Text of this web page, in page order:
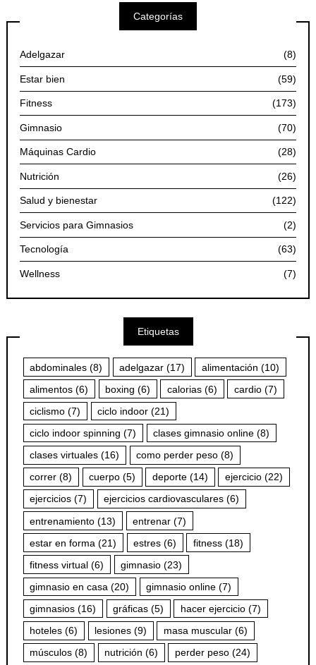
Categorías
Adelgazar (8)
Estar bien (59)
Fitness (173)
Gimnasio (70)
Máquinas Cardio (28)
Nutrición (26)
Salud y bienestar (122)
Servicios para Gimnasios (2)
Tecnología (63)
Wellness (7)
Etiquetas
abdominales (8) adelgazar (17) alimentación (10)
alimentos (6) boxing (6) calorias (6) cardio (7)
ciclismo (7) ciclo indoor (21)
ciclo indoor spinning (7) clases gimnasio online (8)
clases virtuales (16) como perder peso (8)
correr (8) cuerpo (5) deporte (14) ejercicio (22)
ejercicios (7) ejercicios cardiovasculares (6)
entrenamiento (13) entrenar (7)
estar en forma (21) estres (6) fitness (18)
fitness virtual (6) gimnasio (23)
gimnasio en casa (20) gimnasio online (7)
gimnasios (16) gráficas (5) hacer ejercicio (7)
hoteles (6) lesiones (9) masa muscular (6)
músculos (8) nutrición (6) perder peso (24)